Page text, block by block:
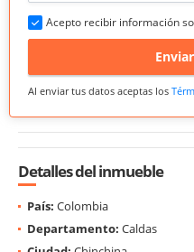
Acepto recibir información
Al enviar tus datos aceptas los
Detalles del inmueble
País: Colombia
Departamento: Caldas